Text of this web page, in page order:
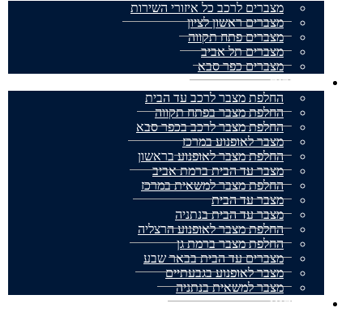
מצברים לרכב כל איזורי השירות
מצברים ראשון לציון
מצברים פתח תקווה
מצברים תל אביב
מצברים כפר סבא
מאמרים
החלפת מצבר לרכב עד הבית
החלפת מצבר בפתח תקווה
החלפת מצבר לרכב בכפר סבא
מצבר לאופנוע במרכז
החלפת מצבר לאופנוע בראשון
מצבר עד הבית ברמת אביב
החלפת מצבר למשאית במרכז
מצבר עד הבית
מצבר עד הבית בנתניה
החלפת מצבר לאופנוע הרצליה
החלפת מצבר ברמת גן
מצברים עד הבית בבאר שבע
מצבר לאופנוע בגבעתיים
מצבר למשאית בנתניה
אודותינו